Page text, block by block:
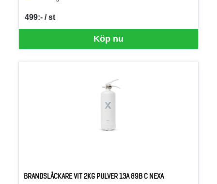
Köp nu
499:- / st
SEK per ST
BRANDSLÄCKARE VIT 2KG PULVER 13A 89B C NEXA